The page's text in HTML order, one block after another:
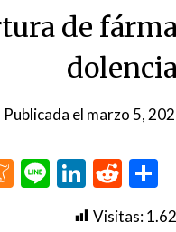
de
Publicada el marzo 5,
Meneame
LineLinkedIn
Visitas: